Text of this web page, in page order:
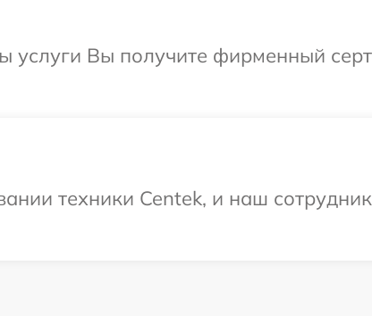
услуги Вы получите фирменный
техники Centek, и наш сотрудник